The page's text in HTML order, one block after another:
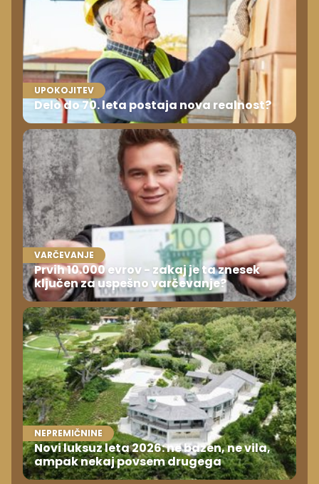
UPOKOJITEV
Delo do 70. leta postaja nova realnost?
VARČEVANJE
Prvih 10.000 evrov - zakaj je ta znesek
ključen za uspešno varčevanje?
NEPREMIČNINE
Novi luksuz leta 2026: ne bazen, ne vila,
ampak nekaj povsem drugega